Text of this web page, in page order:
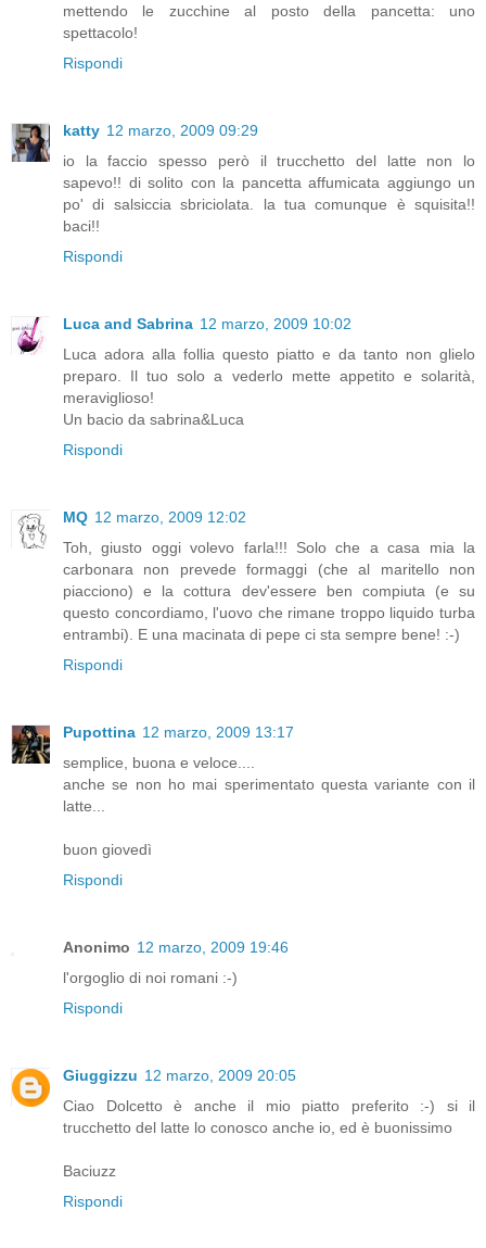
mettendo le zucchine al posto della pancetta: uno
spettacolo!
Rispondi
katty 12 marzo, 2009 09:29
io la faccio spesso però il trucchetto del latte non lo
sapevo!! di solito con la pancetta affumicata aggiungo un
po' di salsiccia sbriciolata. la tua comunque è squisita!!
baci!!
Rispondi
Luca and Sabrina 12 marzo, 2009 10:02
Luca adora alla follia questo piatto e da tanto non glielo
preparo. Il tuo solo a vederlo mette appetito e solarità,
meraviglioso!
Un bacio da sabrina&Luca
Rispondi
MQ 12 marzo, 2009 12:02
Toh, giusto oggi volevo farla!!! Solo che a casa mia la
carbonara non prevede formaggi (che al maritello non
piacciono) e la cottura dev'essere ben compiuta (e su
questo concordiamo, l'uovo che rimane troppo liquido turba
entrambi). E una macinata di pepe ci sta sempre bene! :-)
Rispondi
Pupottina 12 marzo, 2009 13:17
semplice, buona e veloce....
anche se non ho mai sperimentato questa variante con il
latte...
buon giovedì
Rispondi
Anonimo 12 marzo, 2009 19:46
l'orgoglio di noi romani :-)
Rispondi
Giuggizzu 12 marzo, 2009 20:05
Ciao Dolcetto è anche il mio piatto preferito :-) si il
trucchetto del latte lo conosco anche io, ed è buonissimo
Baciuzz
Rispondi